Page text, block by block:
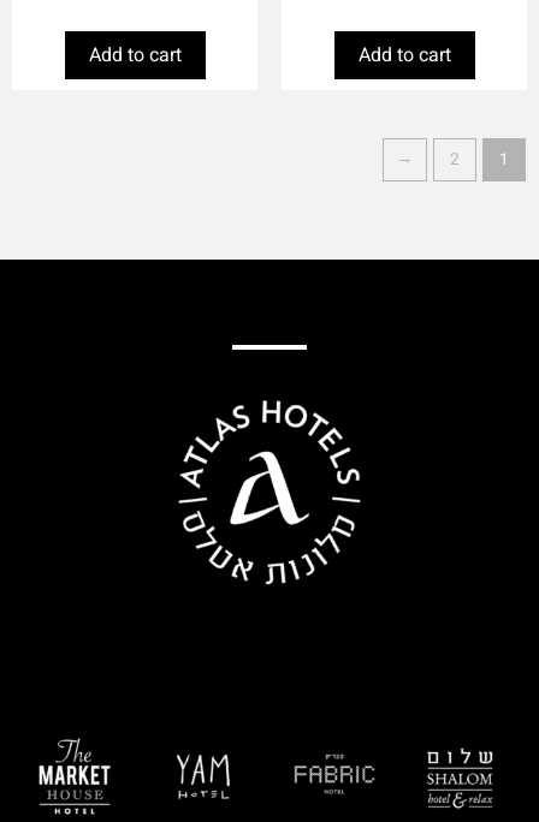
Add to cart
Add to cart
1
2
←